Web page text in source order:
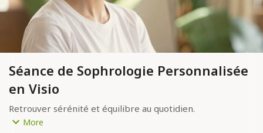
Séance de Sophrologie Personnalisée
en Visio
Retrouver sérénité et équilibre au quotidien.
Durée : 60min
More